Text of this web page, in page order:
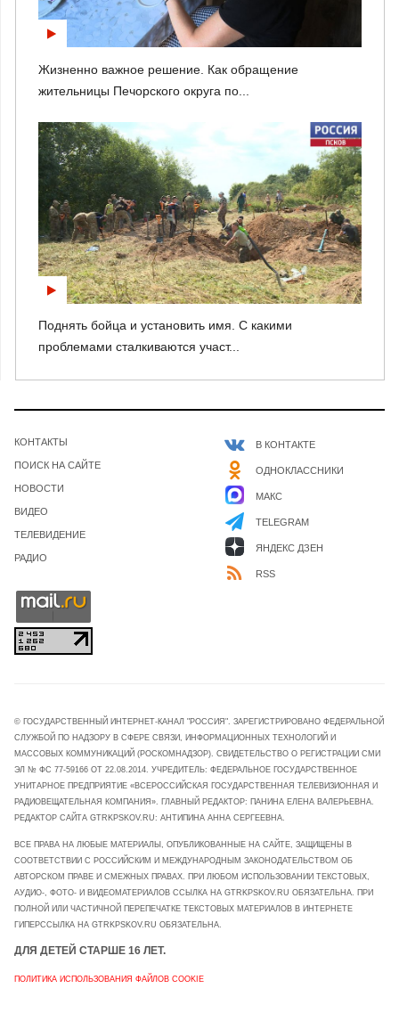
Жизненно важное решение. Как обращение
жительницы Печорского округа по...
Поднять бойца и установить имя. С какими
проблемами сталкиваются участ...
КОНТАКТЫ
ПОИСК НА САЙТЕ
НОВОСТИ
ВИДЕО
ТЕЛЕВИДЕНИЕ
РАДИО
В КОНТАКТЕ
ОДНОКЛАССНИКИ
МАКС
TELEGRAM
ЯНДЕКС ДЗЕН
RSS
© ГОСУДАРСТВЕННЫЙ ИНТЕРНЕТ-КАНАЛ "РОССИЯ". ЗАРЕГИСТРИРОВАНО ФЕДЕРАЛЬНОЙ
СЛУЖБОЙ ПО НАДЗОРУ В СФЕРЕ СВЯЗИ, ИНФОРМАЦИОННЫХ ТЕХНОЛОГИЙ И
МАССОВЫХ КОММУНИКАЦИЙ (РОСКОМНАДЗОР). СВИДЕТЕЛЬСТВО О РЕГИСТРАЦИИ СМИ
ЭЛ № ФС 77-59166 ОТ 22.08.2014. УЧРЕДИТЕЛЬ: ФЕДЕРАЛЬНОЕ ГОСУДАРСТВЕННОЕ
УНИТАРНОЕ ПРЕДПРИЯТИЕ «ВСЕРОССИЙСКАЯ ГОСУДАРСТВЕННАЯ ТЕЛЕВИЗИОННАЯ И
РАДИОВЕЩАТЕЛЬНАЯ КОМПАНИЯ». ГЛАВНЫЙ РЕДАКТОР: ПАНИНА ЕЛЕНА ВАЛЕРЬЕВНА.
РЕДАКТОР САЙТА GTRKPSKOV.RU: АНТИПИНА АННА СЕРГЕЕВНА.
ВСЕ ПРАВА НА ЛЮБЫЕ МАТЕРИАЛЫ, ОПУБЛИКОВАННЫЕ НА САЙТЕ, ЗАЩИЩЕНЫ В
СООТВЕТСТВИИ С РОССИЙСКИМ И МЕЖДУНАРОДНЫМ ЗАКОНОДАТЕЛЬСТВОМ ОБ
АВТОРСКОМ ПРАВЕ И СМЕЖНЫХ ПРАВАХ. ПРИ ЛЮБОМ ИСПОЛЬЗОВАНИИ ТЕКСТОВЫХ,
АУДИО-, ФОТО- И ВИДЕОМАТЕРИАЛОВ ССЫЛКА НА GTRKPSKOV.RU ОБЯЗАТЕЛЬНА. ПРИ
ПОЛНОЙ ИЛИ ЧАСТИЧНОЙ ПЕРЕПЕЧАТКЕ ТЕКСТОВЫХ МАТЕРИАЛОВ В ИНТЕРНЕТЕ
ГИПЕРССЫЛКА НА GTRKPSKOV.RU ОБЯЗАТЕЛЬНА.
ДЛЯ ДЕТЕЙ СТАРШЕ 16 ЛЕТ.
ПОЛИТИКА ИСПОЛЬЗОВАНИЯ ФАЙЛОВ COOKIE